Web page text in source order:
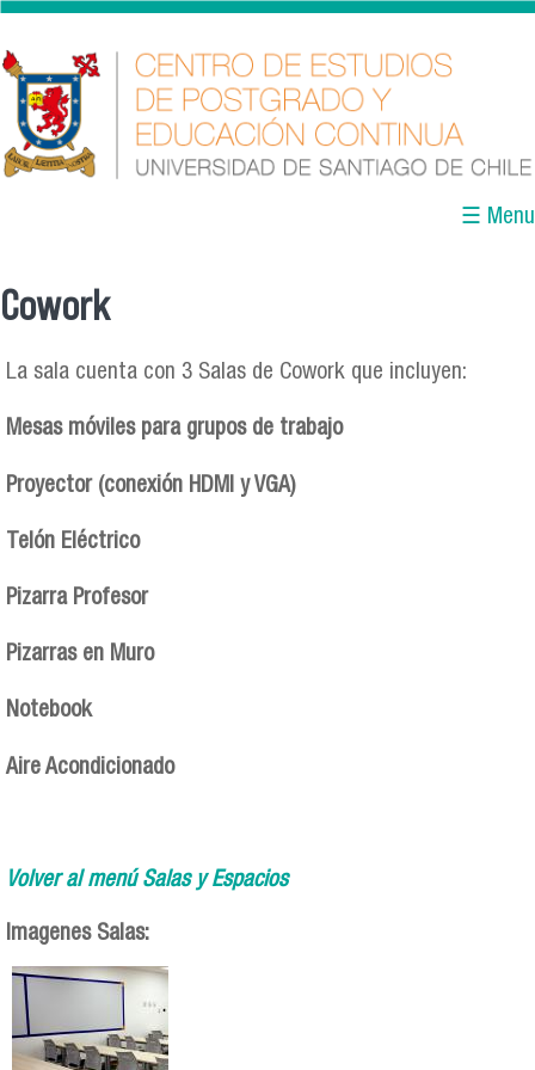
Pasar al contenido principal
☰ Menu
Cowork
La sala cuenta con 3 Salas de Cowork que incluyen:
Mesas móviles para grupos de trabajo
Proyector (conexión HDMI y VGA)
Telón Eléctrico
Pizarra Profesor
Pizarras en Muro
Notebook
Aire Acondicionado
Volver al menú Salas y Espacios
Imagenes Salas: